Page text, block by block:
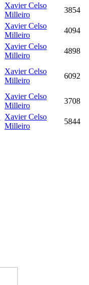
Xavier Celso
Milleiro
3854
Xavier Celso
Milleiro
4094
Xavier Celso
Milleiro
4898
Xavier Celso
Milleiro
6092
Xavier Celso
Milleiro
3708
Xavier Celso
Milleiro
5844